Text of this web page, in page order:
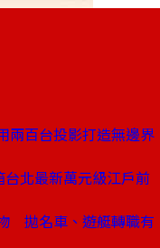
兩百台投影打造無邊界
北最新萬元級江戶前
拋名車、遊艇轉職有